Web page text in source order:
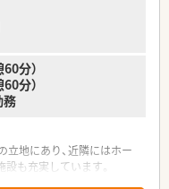
円から780万円を提示して
価します。
と土曜日の9時から13時ま
となります。
は給与にしっかりと含ま
有ります。
分）
分）
務
地にあり、近隣にはホー
も充実しています。